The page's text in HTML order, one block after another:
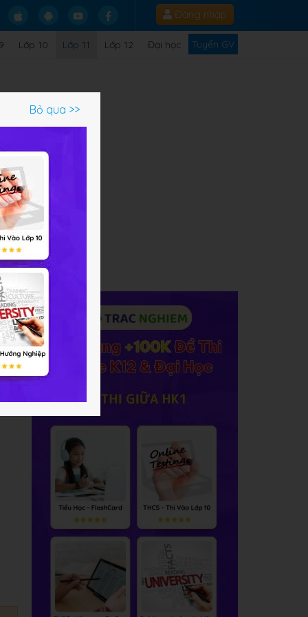
Đăng nhập
Lớp 10 Lớp 11 Lớp 12 Đại học Tuyển GV
Bỏ qua >>